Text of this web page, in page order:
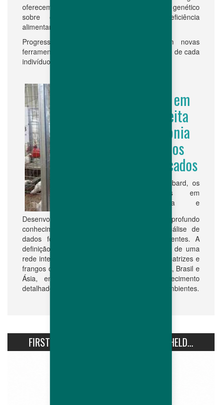
oferecem um maior potencial de progresso genético
sobre o rendimento, comportamento, eficiência
alimentar, robustez e viabilidade.
Progressos em genômica também trazem novas
ferramentas de avaliação do potencial genético de cada
indivíduo..
P&D em
perfeita
sintonia
com os
mercados
Na Hubbard, os
esforços em
Pesquisa e
Desenvolvimento são guiados por nosso profundo
conhecimento dos mercados e sobre a análise de
dados fornecidos por nossos diferentes clientes. A
definição das orientações genéticas depende de uma
rede internacional de fazendas de testes de matrizes e
frangos de corte notadamente na França, EUA, Brasil e
Ásia, entre outros, bem como um conhecimento
detalhado de nossos produtos em diferentes ambientes.
FIRST AVIPRO HUBBARD CONFERENCE HELD...